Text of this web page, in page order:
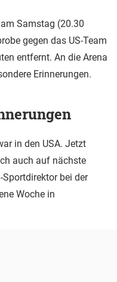
Samstag (20.30
gegen das US-Team
entfernt. An die Arena
Erinnerungen.
in den USA. Jetzt
auch auf nächste
Sportdirektor bei der
Woche in